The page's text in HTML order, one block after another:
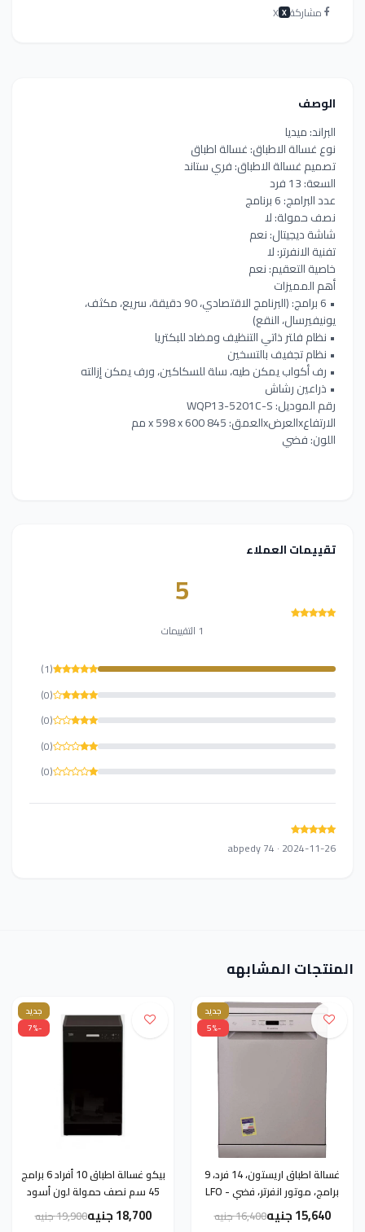
مشاركة X
X
الوصف
البراند: ميديا
نوع غسالة الاطباق: غسالة اطباق
تصميم غسالة الاطباق: فري ستاند
السعة: 13 فرد
عدد البرامج: 6 برنامج
نصف حمولة: لا
شاشة ديجيتال: نعم
تفنية الانفرتر: لا
خاصية التعقيم: نعم
أهم المميزات
• 6 برامج: (البرنامج الاقتصادي، 90 دقيقة، سريع، مكثف،
يونيفيرسال، النقع)
• نظام فلتر ذاتي التنظيف ومضاد للبكتريا
• نظام تجفيف بالتسخين
• رف أكواب يمكن طيه، سلة للسكاكين، ورف يمكن إزالته
• ذراعين رشاش
رقم الموديل: WQP13-5201C-S
الارتفاعxالعرضxالعمق: 845 x 598 x 600 مم
اللون: فضي
تقييمات العملاء
5
1 التقييمات
(1)
(0)
(0)
(0)
(0)
abpedy 74 · 2024-11-26
المنتجات المشابهه
جديد
-5%
غسالة اطباق اريستون، 14 فرد، 9
برامج، موتور انفرتر، فضي - LFO
3O23 WLTX - غسالة اطباق -
اجهزة منزلية كبيرة15,640 جنيه
16,400 جنيه
جديد
-7%
بيكو غسالة اطباق 10 أفراد 6 برامج
45 سم نصف حمولة لون أسود
DFS26024B18,700 جنيه 19,900 جنيه